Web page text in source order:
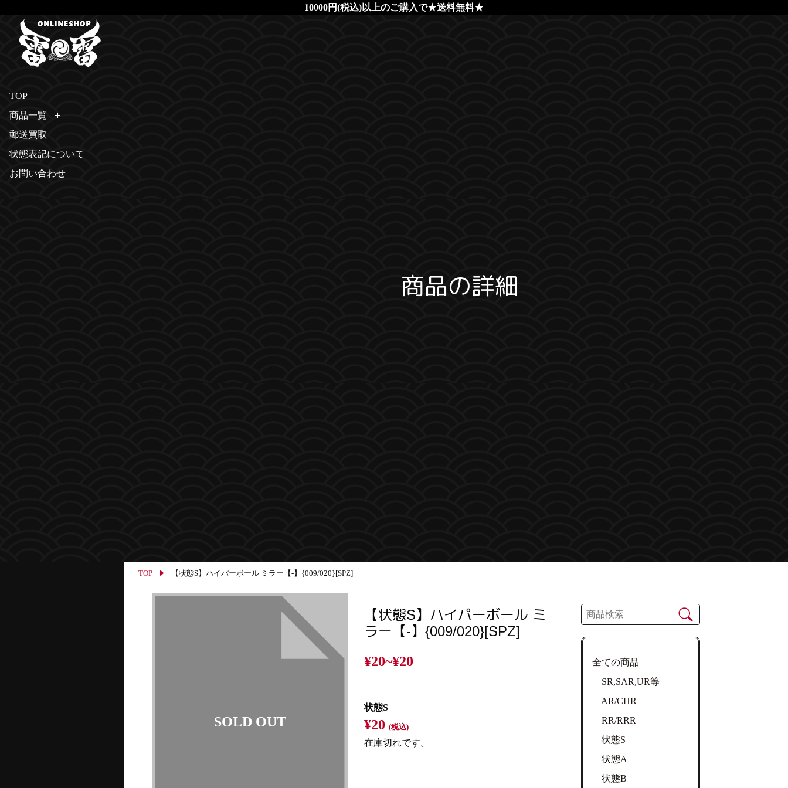
10000円(税込)以上のご購入で★送料無料★
商品の詳細
TOP 【状態S】ハイパーボール ミラー【-】{009/020}[SPZ]
【状態S】ハイパーボール ミ
ラー【-】{009/020}[SPZ]
¥20~¥20
状態S
¥20(税込)
在庫切れです。
全ての商品
SR,SAR,UR等
AR/CHR
RR/RRR
状態S
状態A
状態B
TOP
商品一覧
郵送買取
状態表記について
お問い合わせ